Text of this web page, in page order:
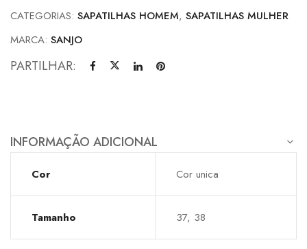
CATEGORIAS: SAPATILHAS HOMEM, SAPATILHAS MULHER
MARCA: SANJO
PARTILHAR:
INFORMAÇÃO ADICIONAL
Cor Cor unica
Tamanho 37, 38